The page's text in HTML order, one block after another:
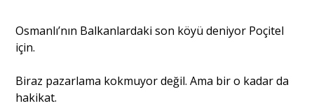
Osmanlı’nın Balkanlardaki son köyü deniyor Poçitel
için.
Biraz pazarlama kokmuyor değil. Ama bir o kadar da
hakikat.